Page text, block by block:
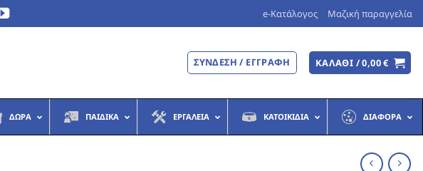
e-Κατάλογος Μαζική παραγγελία
ΣΎΝΔΕΣΗ / ΕΓΓΡΑΦΉ ΚΑΛΆΘΙ /0,00€
ΔΏΡΑ ΠΑΙΔΙΚΆ ΕΡΓΑΛΕΊΑ ΚΑΤΟΙΚΊΔΙΑ ΔΙΆΦΟΡΑ